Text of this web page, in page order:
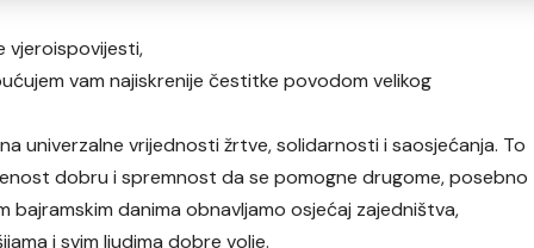
vjeroispovijesti,
vam najiskrenije čestitke povodom velikog
univerzalne vrijednosti žrtve, solidarnosti i saosjećanja. To
dobru i spremnost da se pomogne drugome, posebno
bajramskim danima obnavljamo osjećaj zajedništva,
i svim ljudima dobre volje.